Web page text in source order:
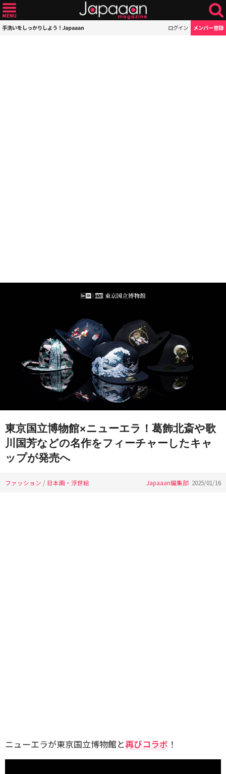
手洗いをしっかりしよう！Japaaan ログイン メンバー登録
東京国立博物館×ニューエラ！葛飾北斎や歌
川国芳などの名作をフィーチャーしたキャ
ップが発売へ
ファッション / 日本画・浮世絵 Japaaan編集部 2025/01/16
ニューエラが東京国立博物館と再びコラボ ！